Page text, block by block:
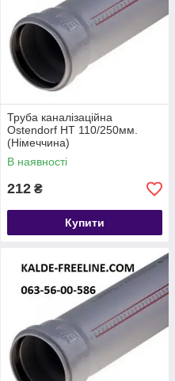
Труба каналізаційна
Ostendorf HT 110/250мм.
(Німеччина)
В наявності
212 ₴
Купити